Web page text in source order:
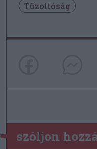
Tűzoltóság
szóljon